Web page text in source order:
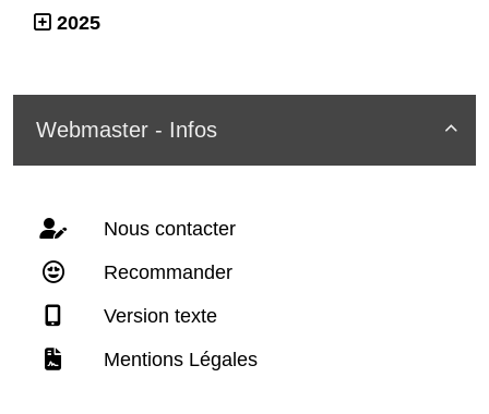
2025

Webmaster - Infos
Nous contacter
Recommander
Version texte
Mentions Légales